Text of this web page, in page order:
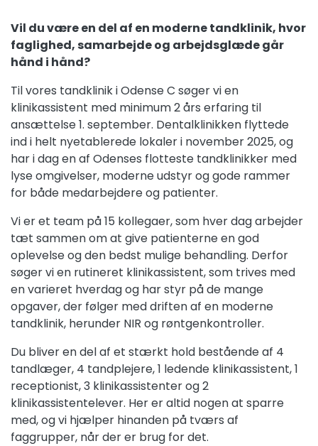
Vil du være en del af en moderne tandklinik, hvor
faglighed, samarbejde og arbejdsglæde går
hånd i hånd?
Til vores tandklinik i Odense C søger vi en
klinikassistent med minimum 2 års erfaring til
ansættelse 1. september. Dentalklinikken flyttede
ind i helt nyetablerede lokaler i november 2025, og
har i dag en af Odenses flotteste tandklinikker med
lyse omgivelser, moderne udstyr og gode rammer
for både medarbejdere og patienter.
Vi er et team på 15 kollegaer, som hver dag arbejder
tæt sammen om at give patienterne en god
oplevelse og den bedst mulige behandling. Derfor
søger vi en rutineret klinikassistent, som trives med
en varieret hverdag og har styr på de mange
opgaver, der følger med driften af en moderne
tandklinik, herunder NIR og røntgenkontroller.
Du bliver en del af et stærkt hold bestående af 4
tandlæger, 4 tandplejere, 1 ledende klinikassistent, 1
receptionist, 3 klinikassistenter og 2
klinikassistentelever. Her er altid nogen at sparre
med, og vi hjælper hinanden på tværs af
faggrupper, når der er brug for det.